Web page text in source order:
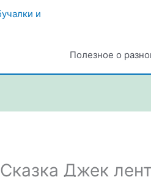
Полезное о
Сказка Джек